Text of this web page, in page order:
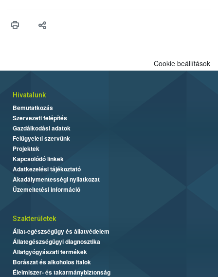
érésű szőlőkben is legyen lehetőség a károsító elleni további
felhasználók számára is elérhető és ökológiai termesztésben is
Cookie beállítások
Hivatalunk
Bemutatkozás
Szervezeti felépítés
Gazdálkodási adatok
Felügyeleti szervünk
Projektek
Kapcsolódó linkek
Adatkezelési tájékoztató
Akadálymentességi nyilatkozat
Üzemeltetési információ
Szakterületek
Állat-egészségügy és állatvédelem
Állategészségügyi diagnosztika
Állatgyógyászati termékek
Borászat és alkoholos italok
Élelmiszer- és takarmánybiztonság